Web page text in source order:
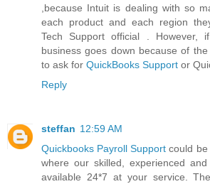
,because Intuit is dealing with so
each product and each region
Tech Support official . However,
business goes down because of
to ask for QuickBooks Support or
Reply
steffan 12:59 AM
Quickbooks Payroll Support could
where our skilled, experienced
available 24*7 at your service.